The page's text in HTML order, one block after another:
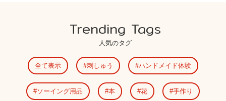
Trending Tags
人気のタグ
全て表示 刺しゅう ハンドメイド体験
ソーイング用品 本 花 手作り